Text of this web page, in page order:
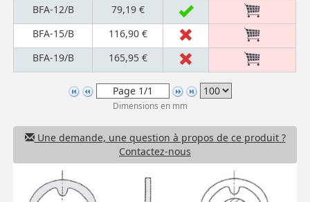
BFA-12/B
79,19 €
BFA-15/B
116,90 €
BFA-19/B
165,95 €
Dimensions en mm
Une demande, une question à propos de ce produit ?
Contactez-nous